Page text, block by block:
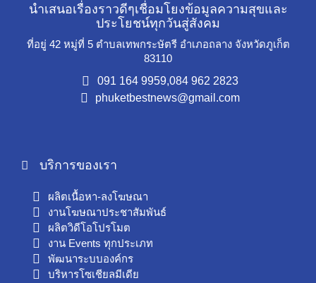
นำเสนอเรื่องราวดีๆเชื่อมโยงข้อมูลความสุขและ
ประโยชน์ทุกวันสู่สังคม
ที่อยู่ 42 หมู่ที่ 5 ตำบลเทพกระษัตรี อำเภอถลาง จังหวัดภูเก็ต
83110
091 164 9959,084 962 2823
phuketbestnews@gmail.com
บริการของเรา
ผลิตเนื้อหา-ลงโฆษณา
งานโฆษณาประชาสัมพันธ์
ผลิตวิดีโอโปรโมต
งาน Events ทุกประเภท
พัฒนาระบบองค์กร
บริหารโซเชียลมีเดีย